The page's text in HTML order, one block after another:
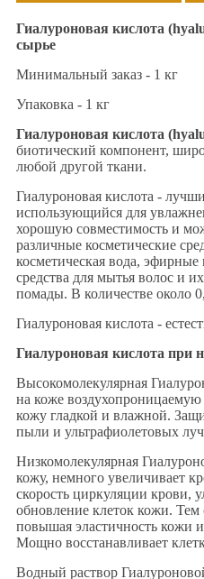
Гиалуроновая кислота
сырье
Минимальный заказ - 1 кг
Упаковка - 1 кг
Гиалуроновая кислота
биотический компонент,
любой другой ткани.
Гиалуроновая кислота -
использующийся для
хорошую совместимость и
различные косметические
косметическая вода,
средства для мытья волос и
помады. В количестве около
Гиалуроновая кислота -
Гиалуроновая кислота при
Высокомолекулярная
на коже
кожу гладкой и влажной.
пыли и ультрафиолетовых
Низкомолекулярная
кожу, немного увеличивает
скорость циркуляции крови,
обновление клеток кожи.
повышая эластичность кожи
Мощно восстанавливает
Водный раствор